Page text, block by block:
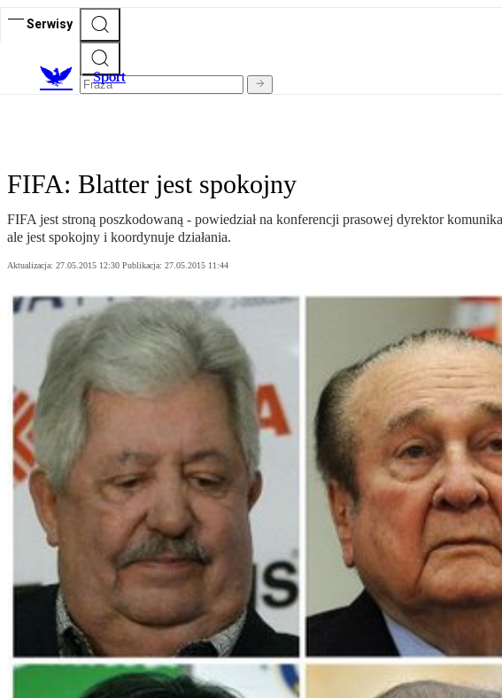
Serwisy
Sport
FIFA: Blatter jest spokojny
FIFA jest stroną poszkodowaną - powiedział na konferencji prasowej dyrektor
ale jest spokojny i koordynuje działania.
Aktualizacja: 27.05.2015 12:30 Publikacja: 27.05.2015 11:44